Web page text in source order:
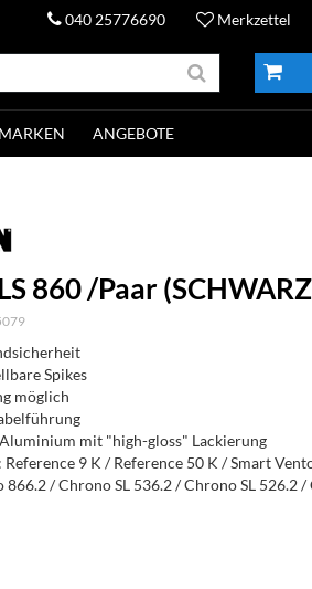
040 25776690 Merkzettel
MARKEN ANGEBOTE
860 /Paar
Spikes
möglich
mit "high-gloss" Lackierung
9 K / Reference 50 K / Smart
866.2 / Chrono SL 536.2 / Chrono SL 526.2